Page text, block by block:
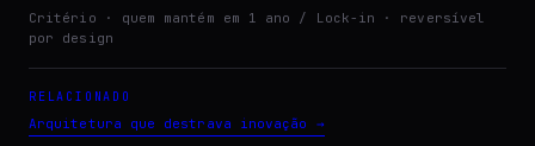
Critério · quem mantém em 1 ano / Lock-in · reversível
por design
RELACIONADO
Arquitetura que destrava inovação
→